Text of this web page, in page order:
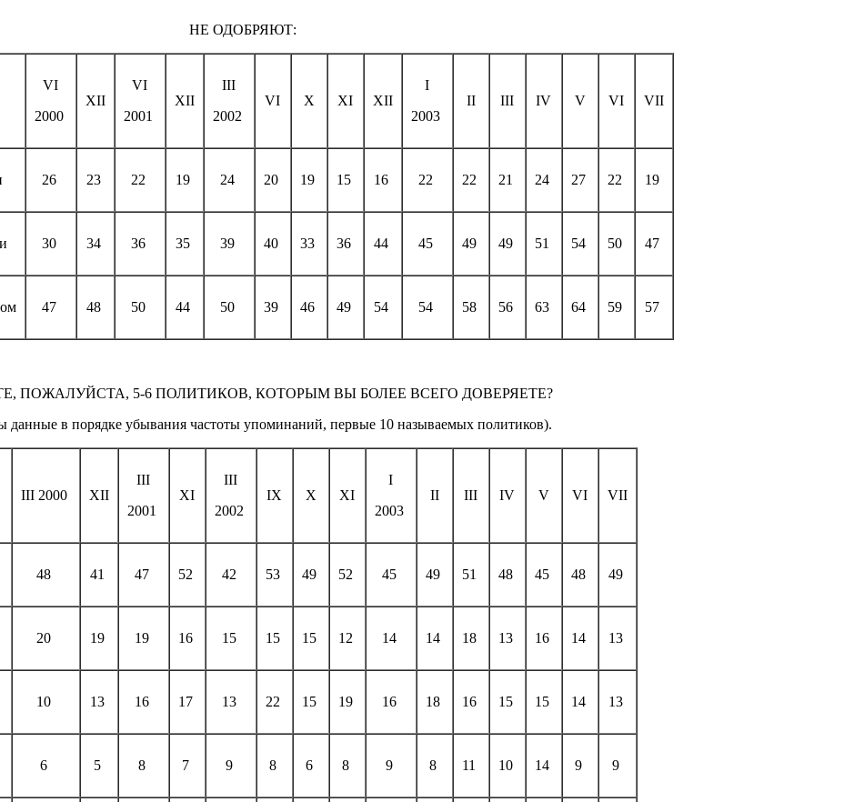
НЕ ОДОБРЯЮТ:
VI
2000
XII
VI
2001
XII
III
2002
VI X XI XII
I
2003
II III IV V VI VII
26 23 22 19 24 20 19 15 16 22 22 21 24 27 22 19
30 34 36 35 39 40 33 36 44 45 49 49 51 54 50 47
47 48 50 44 50 39 46 49 54 54 58 56 63 64 59 57
ПОЖАЛУЙСТА, 5-6 ПОЛИТИКОВ, КОТОРЫМ ВЫ БОЛЕЕ ВСЕГО ДОВЕРЯЕТЕ?
данные в порядке убывания частоты упоминаний, первые 10 называемых политиков).
III 2000 XII
III
2001
XI
III
2002
IX X XI
I
2003
II III IV V VI VII
48 41 47 52 42 53 49 52 45 49 51 48 45 48 49
20 19 19 16 15 15 15 12 14 14 18 13 16 14 13
10 13 16 17 13 22 15 19 16 18 16 15 15 14 13
6 5 8 7 9 8 6 8 9 8 11 10 14 9 9